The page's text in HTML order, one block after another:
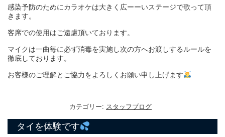
感染予防のためにカラオケは大きく広ーーいステージで歌って頂
きます。
客席での使用はご遠慮頂いております。
マイクは一曲毎に必ず消毒を実施し次の方へお渡しするルールを
徹底しております。
お客様のご理解とご協力をよろしくお願い申し上げます
カテゴリー: スタッフブログ
タイを体験です